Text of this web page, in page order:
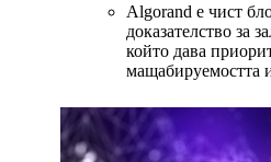
Algorand е чист
доказателство за
който дава
мащабируемостта